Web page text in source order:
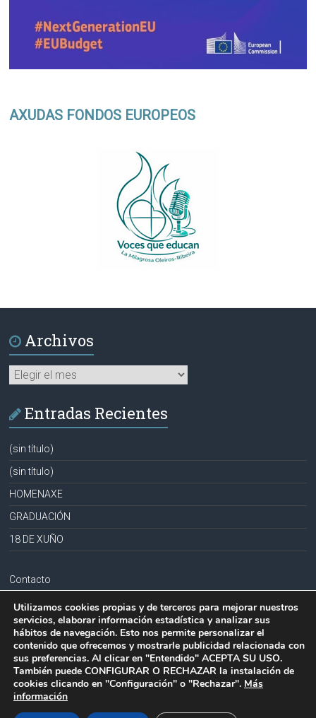
AXUDAS FONDOS EUROPEOS
Archivos
Archivos
Entradas Recientes
(sin título)
(sin título)
HOMENAXE
GRADUACIÓN
18 DE XUÑO
Contacto
Aviso legal
Política de privacidad
Política de cookies
Copyright © 2026
Todos los derechos reservados.
Utilizamos cookies propias y de terceros para mejorar nuestros
servicios, elaborar información estadística y analizar sus
hábitos de navegación. Esto nos permite personalizar el
contenido que ofrecemos y mostrarle publicidad relacionada con
sus preferencias. Al clicar en "Entendido" ACEPTA SU USO.
También puede CONFIGURAR O RECHAZAR la instalación de
cookies clicando en "Configuración" o "Rechazar". Más
información